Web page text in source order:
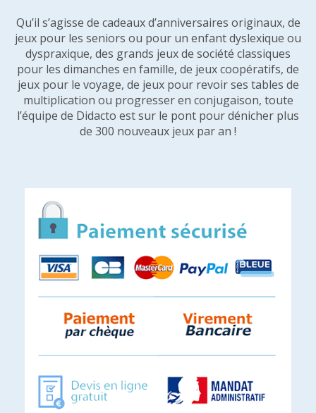
Qu’il s’agisse de cadeaux d’anniversaires originaux, de
jeux pour les seniors ou pour un enfant dyslexique ou
dyspraxique, des grands jeux de société classiques
pour les dimanches en famille, de jeux coopératifs, de
jeux pour le voyage, de jeux pour revoir ses tables de
multiplication ou progresser en conjugaison, toute
l’équipe de Didacto est sur le pont pour dénicher plus
de 300 nouveaux jeux par an !